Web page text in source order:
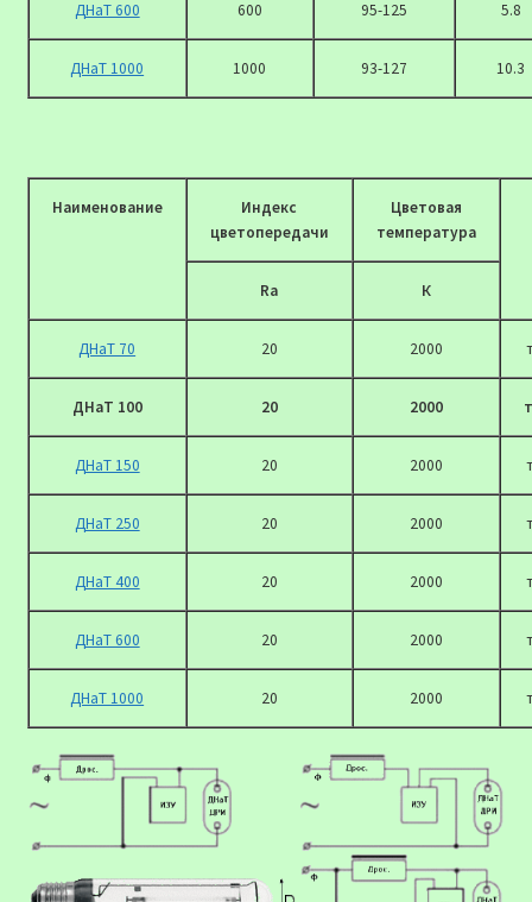
ДНаТ 600 600 95-125 5.8
ДНаТ 1000 1000 93-127 10.3
Наименование
Индекс
цветопередачи
Цветовая
температура
Ra К
ДНаТ 70 20 2000
ДНаТ 100 20 2000
ДНаТ 150 20 2000
ДНаТ 250 20 2000
ДНаТ 400 20 2000
ДНаТ 600 20 2000
ДНаТ 1000 20 2000